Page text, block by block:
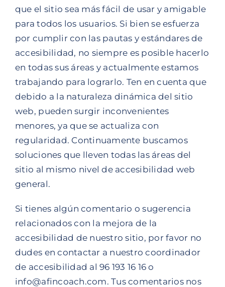
que el sitio sea más fácil de usar y amigable
para todos los usuarios. Si bien se esfuerza
por cumplir con las pautas y estándares de
accesibilidad, no siempre es posible hacerlo
en todas sus áreas y actualmente estamos
trabajando para lograrlo. Ten en cuenta que
debido a la naturaleza dinámica del sitio
web, pueden surgir inconvenientes
menores, ya que se actualiza con
regularidad. Continuamente buscamos
soluciones que lleven todas las áreas del
sitio al mismo nivel de accesibilidad web
general.
Si tienes algún comentario o sugerencia
relacionados con la mejora de la
accesibilidad de nuestro sitio, por favor no
dudes en contactar a nuestro coordinador
de accesibilidad al96 193 16 16 o
info@afincoach.com. Tus comentarios nos